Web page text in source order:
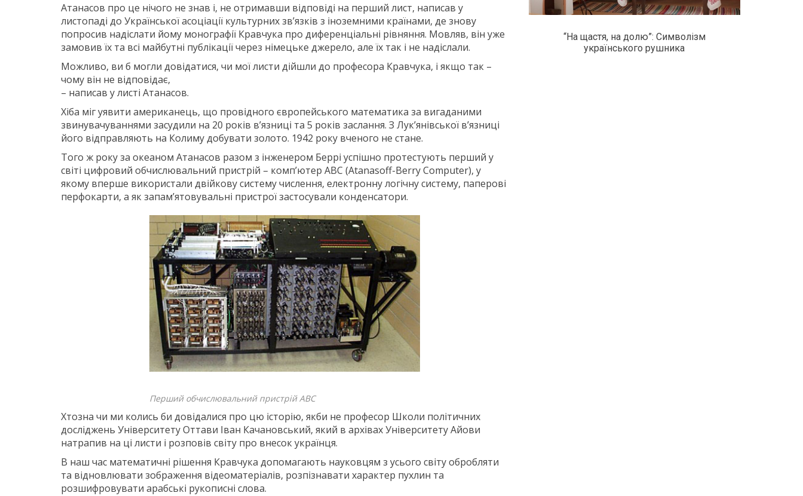
Атанасов про це нічого не знав і, не отримавши відповіді на перший лист, написав у
листопаді до Української асоціації культурних зв’язків з іноземними країнами, де знову
попросив надіслати йому монографії Кравчука про диференціальні рівняння. Мовляв, він уже
замовив їх та всі майбутні публікації через німецьке джерело, але їх так і не надіслали.
Можливо, ви б могли довідатися, чи мої листи дійшли до професора Кравчука, і якщо так –
чому він не відповідає,
– написав у листі Атанасов.
Хіба міг уявити американець, що провідного європейського математика за вигаданими
звинувачуваннями засудили на 20 років в’язниці та 5 років заслання. З Лук’янівської в’язниці
його відправляють на Колиму добувати золото. 1942 року вченого не стане.
Того ж року за океаном Атанасов разом з інженером Беррі успішно протестують перший у
світі цифровий обчислювальний пристрій – комп’ютер ABC (Atanasoff-Berry Computer), у
якому вперше використали двійкову систему числення, електронну логічну систему, паперові
перфокарти, а як запам’ятовувальні пристрої застосували конденсатори.
Перший обчислювальний пристрій ABC
Хтозна чи ми колись би довідалися про цю історію, якби не професор Школи політичних
досліджень Університету Оттави Іван Качановський, який в архівах Університету Айови
натрапив на ці листи і розповів світу про внесок українця.
В наш час математичні рішення Кравчука допомагають науковцям з усього світу обробляти
та відновлювати зображення відеоматеріалів, розпізнавати характер пухлин та
розшифровувати арабські рукописні слова.
“На щастя, на долю”: Символізм
українського рушника